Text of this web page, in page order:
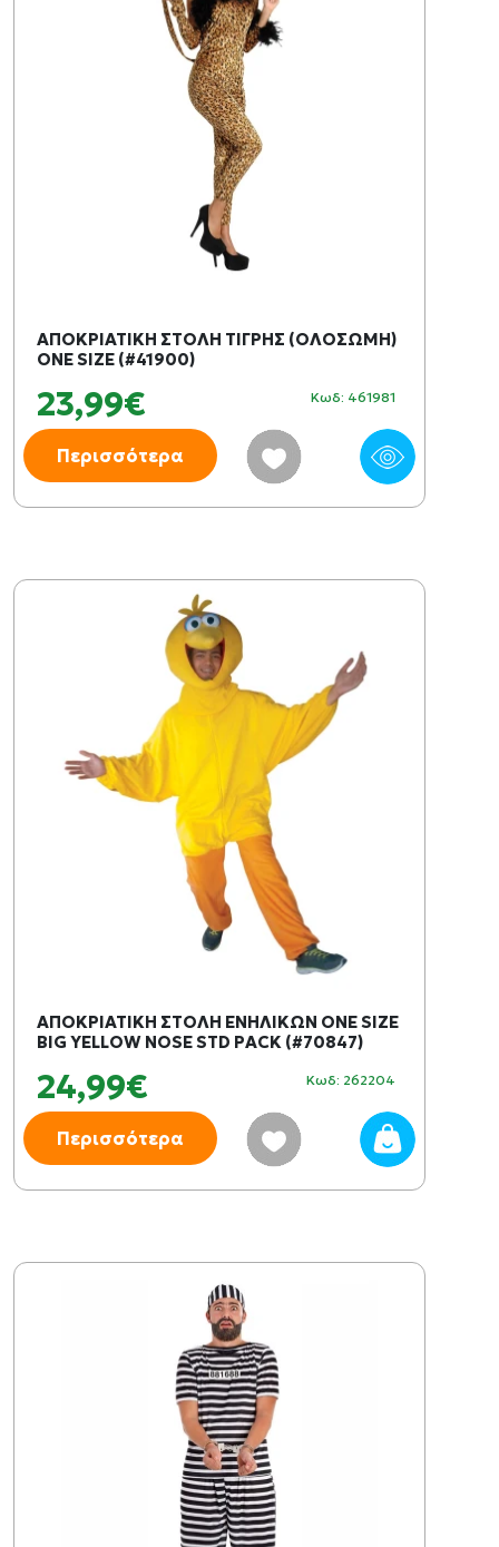
ΑΠΟΚΡΙΑΤΙΚΗ ΣΤΟΛΗ ΤΙΓΡΗΣ (ΟΛΟΣΩΜΗ)
ONE SIZE (#41900)
23,99€ Κωδ: 461981
Περισσότερα
ΑΠΟΚΡΙΑΤΙΚΗ ΣΤΟΛΗ ΕΝΗΛΙΚΩΝ ONE SIZE
BIG YELLOW NOSE STD PACK (#70847)
24,99€ Κωδ: 262204
Περισσότερα